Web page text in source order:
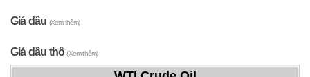
Giá dầu (Xem thêm)
Giá dầu thô(Xem thêm)